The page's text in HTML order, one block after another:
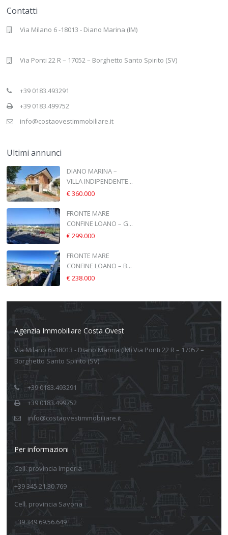
Contatti
Via Milano 6 -18013 - Diano Marina (IM)
Via Ponti 22 R – 17052 – Borghetto Santo Spirito (SV)
+39 0183.493291
+39 0183.499752
info@costaovestimmobiliare.it
Ultimi annunci
DIANO MARINA –
VILLA INDIPENDENTE...
€ 360.000
FRONTE MARE
CONFINE LOANO – G...
€ 299.000
FRONTE MARE
CONFINE LOANO – B...
€ 238.000
Agenzia Immobiliare Costa Ovest
Via Milano 6 -18013 - Diano Marina (IM) Via Ponti 22 R – 17052 –
Borghetto Santo Spirito (SV)
+39 0183.493291
+39 0183.499752
info@costaovestimmobiliare.it
Per informazioni
Cell. provincia Imperia
+39 345.21.30.769
Cell. provincia Savona
+39 349.69.56.649